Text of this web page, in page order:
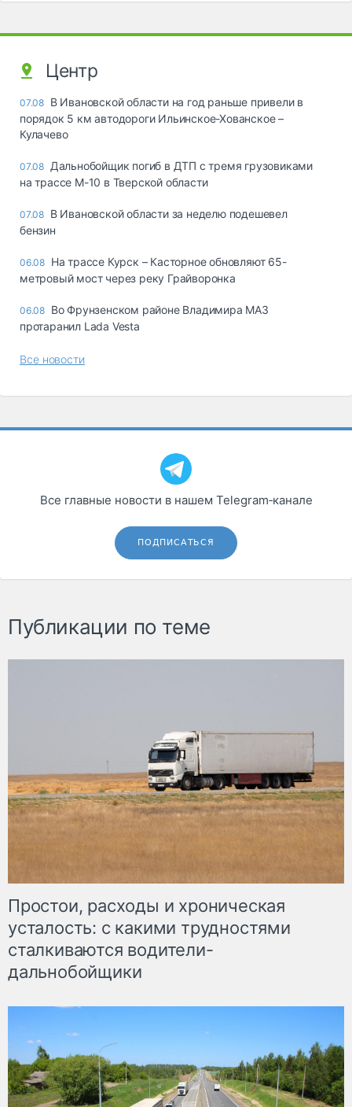
Центр
07.08 В Ивановской области на год раньше привели в
порядок 5 км автодороги Ильинское-Хованское –
Кулачево
07.08 Дальнобойщик погиб в ДТП с тремя грузовиками
на трассе М-10 в Тверской области
07.08 В Ивановской области за неделю подешевел
бензин
06.08 На трассе Курск – Касторное обновляют 65-
метровый мост через реку Грайворонка
06.08 Во Фрунзенском районе Владимира МАЗ
протаранил Lada Vesta
Все новости
Все главные новости в нашем Telegram‑канале
ПОДПИСАТЬСЯ
Публикации по теме
Простои, расходы и хроническая
усталость: с какими трудностями
сталкиваются водители-
дальнобойщики